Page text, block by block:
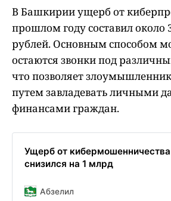
В Башкирии ущерб от
прошлом году составил около
рублей. Основным способом
остаются звонки под
что позволяет
путем завладевать личными
финансами граждан.
Ущерб от
снизился на 1 млрд
Абзелил